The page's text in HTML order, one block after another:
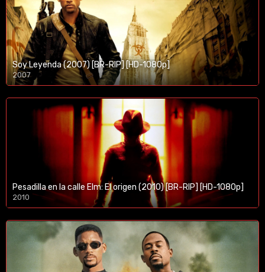
Soy Leyenda (2007) [BR-RIP] [HD-1080p]
2007
1080p/720p
Pesadilla en la calle Elm: El origen (2010) [BR-RIP] [HD-1080p]
2010
1080p/720p